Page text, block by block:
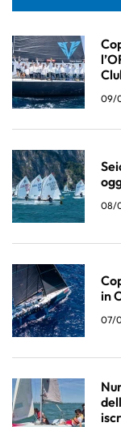
09/
08/
in
07/